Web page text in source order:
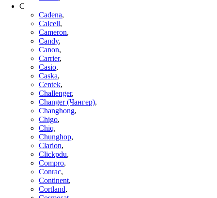
C
Cadena,
Calcell,
Cameron,
Candy,
Canon,
Carrier,
Casio,
Caska,
Centek,
Challenger,
Changer (Чангер),
Changhong,
Chigo,
Chiq,
Chunghop,
Clarion,
Clickpdu,
Compro,
Conrac,
Continent,
Cortland,